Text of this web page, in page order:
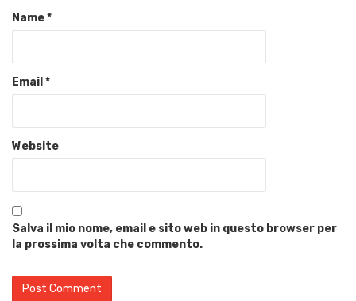
Name*
Email *
Website
Salva il mio nome, email e sito web in questo browser per
la prossima volta che commento.